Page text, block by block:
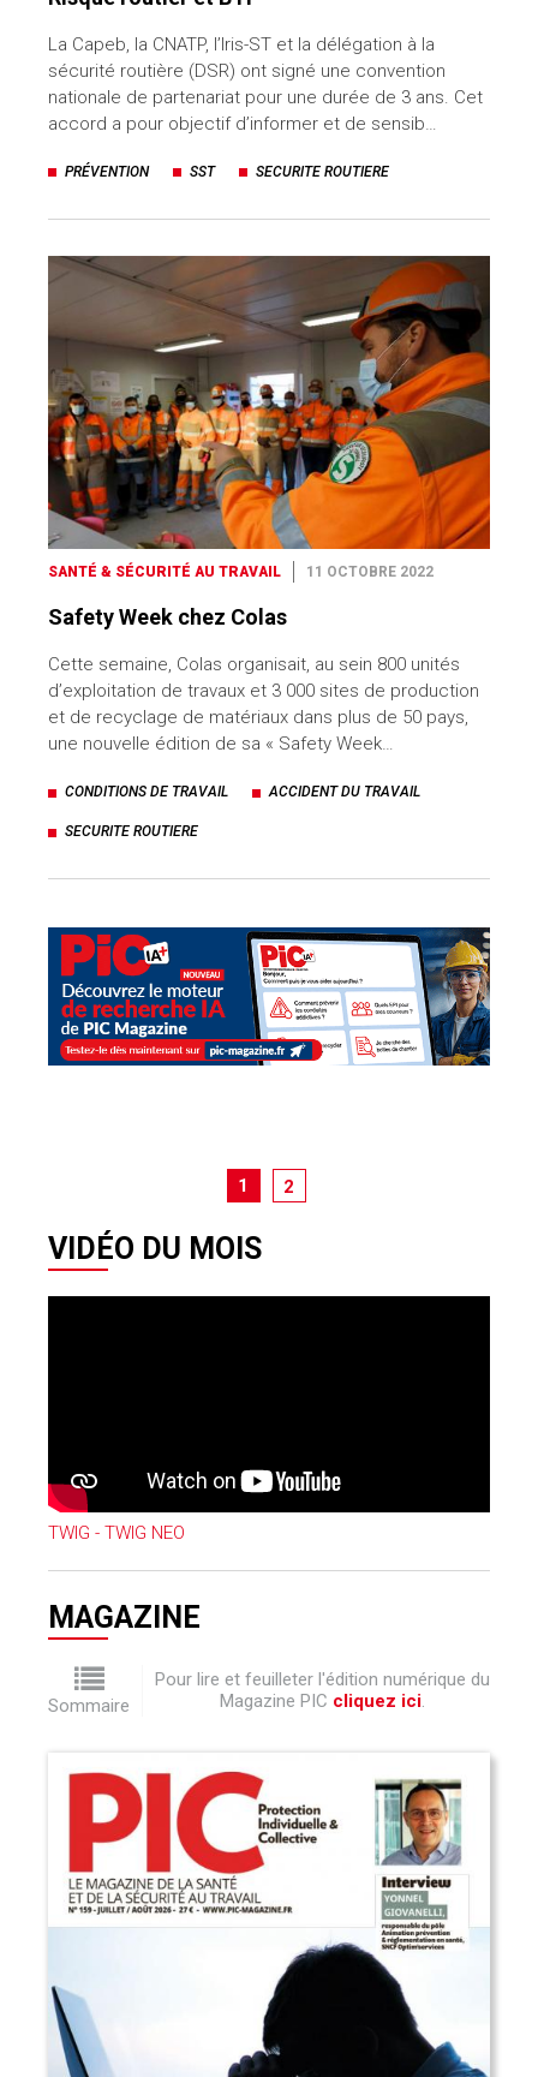
La Capeb, la CNATP, l’Iris-ST et la délégation à la
sécurité routière (DSR) ont signé une convention
nationale de partenariat pour une durée de 3 ans. Cet
accord a pour objectif d’informer et de sensib…
PRÉVENTION SST SECURITE ROUTIERE
SANTÉ & SÉCURITÉ AU TRAVAIL 11 OCTOBRE 2022
Safety Week chez Colas
Cette semaine, Colas organisait, au sein 800 unités
d’exploitation de travaux et 3 000 sites de production
et de recyclage de matériaux dans plus de 50 pays,
une nouvelle édition de sa « Safety Week…
CONDITIONS DE TRAVAIL ACCIDENT DU TRAVAIL
SECURITE ROUTIERE
1 2
VIDÉO DU MOIS
TWIG - TWIG NEO
MAGAZINE
Sommaire
Pour lire et feuilleter l'édition numérique du
Magazine PIC cliquez ici.